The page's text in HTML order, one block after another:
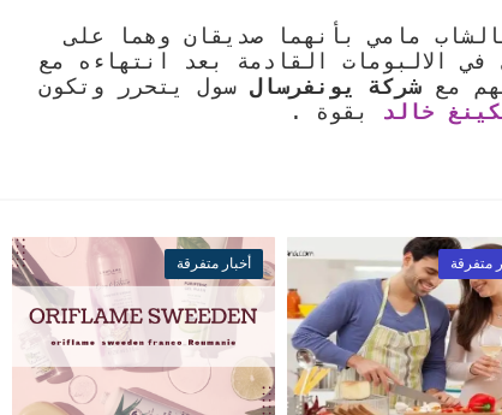
مامي بأنهما صديقان وهما على
الالبومات القادمة بعد انتهاءه مع
مع شركة يونفرسال سول يتحرر وتكون
خالد بقوة .
متفرقة أخبار متفرقة